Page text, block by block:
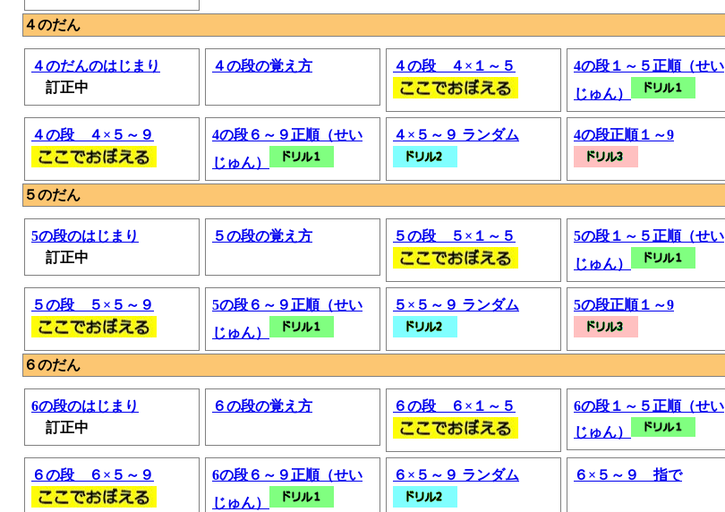
４のだん
４のだんのはじまり
訂正中
４の段の覚え方 ４の段 ４×１～５
4の段１～５正順（せい
じゅん）
４の段 ４×５～９
4の段６～９正順（せい
じゅん）
４×５～９ ランダム 4の段正順１～9
５のだん
5の段のはじまり
訂正中
５の段の覚え方 ５の段 ５×１～５
5の段１～５正順（せい
じゅん）
５の段 ５×５～９
5の段６～９正順（せい
じゅん）
５×５～９ ランダム 5の段正順１～9
６のだん
6の段のはじまり
訂正中
６の段の覚え方 ６の段 ６×１～５
6の段１～５正順（せい
じゅん）
６の段 ６×５～９
6の段６～９正順（せい
じゅん）
６×５～９ ランダム ６×５～９ 指で